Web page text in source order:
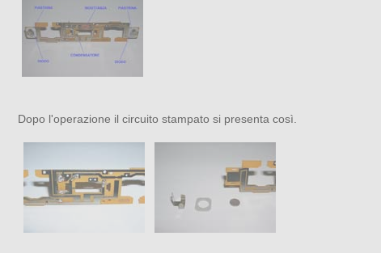
Dopo l'operazione il circuito stampato si presenta così.